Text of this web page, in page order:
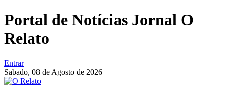
Portal de Notícias Jornal O
Relato
Entrar
Sabado, 08 de Agosto de 2026